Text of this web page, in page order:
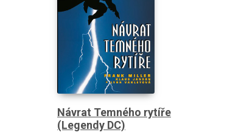
Návrat Temného rytíře
(Legendy DC)